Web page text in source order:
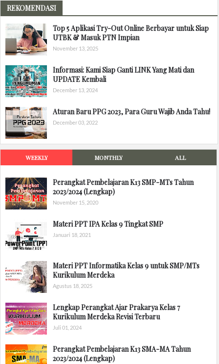
REKOMENDASI
Top 5 Aplikasi Try-Out Online Berbayar untuk Siap
UTBK & Masuk PTN Impian
November 13, 2025
Informasi: Kami Siap Ganti LINK Yang Mati dan
UPDATE Kembali
December 13, 2024
Aturan Baru PPG 2023, Para Guru Wajib Anda Tahu!
December 03, 2022
WEEKLY MONTHLY ALL
Perangkat Pembelajaran K13 SMP-MTs Tahun
2023/2024 (Lengkap)
November 15, 2020
Materi PPT IPA Kelas 9 Tingkat SMP
Januari 18, 2021
Materi PPT Informatika Kelas 9 untuk SMP/MTs
Kurikulum Merdeka
Agustus 18, 2025
Lengkap Perangkat Ajar Prakarya Kelas 7
Kurikulum Merdeka Revisi Terbaru
Juli 01, 2024
Perangkat Pembelajaran K13 SMA-MA Tahun
2023/2024 (Lengkap)